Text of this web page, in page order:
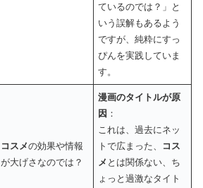
ているのでは？」と
いう誤解もあるよう
ですが、純粋にすっ
ぴんを実践していま
す。
コスメの効果や情報
が大げさなのでは？
漫画のタイトルが原
因 ：
これは、過去にネッ
トで広まった、
コス
メ とは関係ない、ち
ょっと過激なタイト